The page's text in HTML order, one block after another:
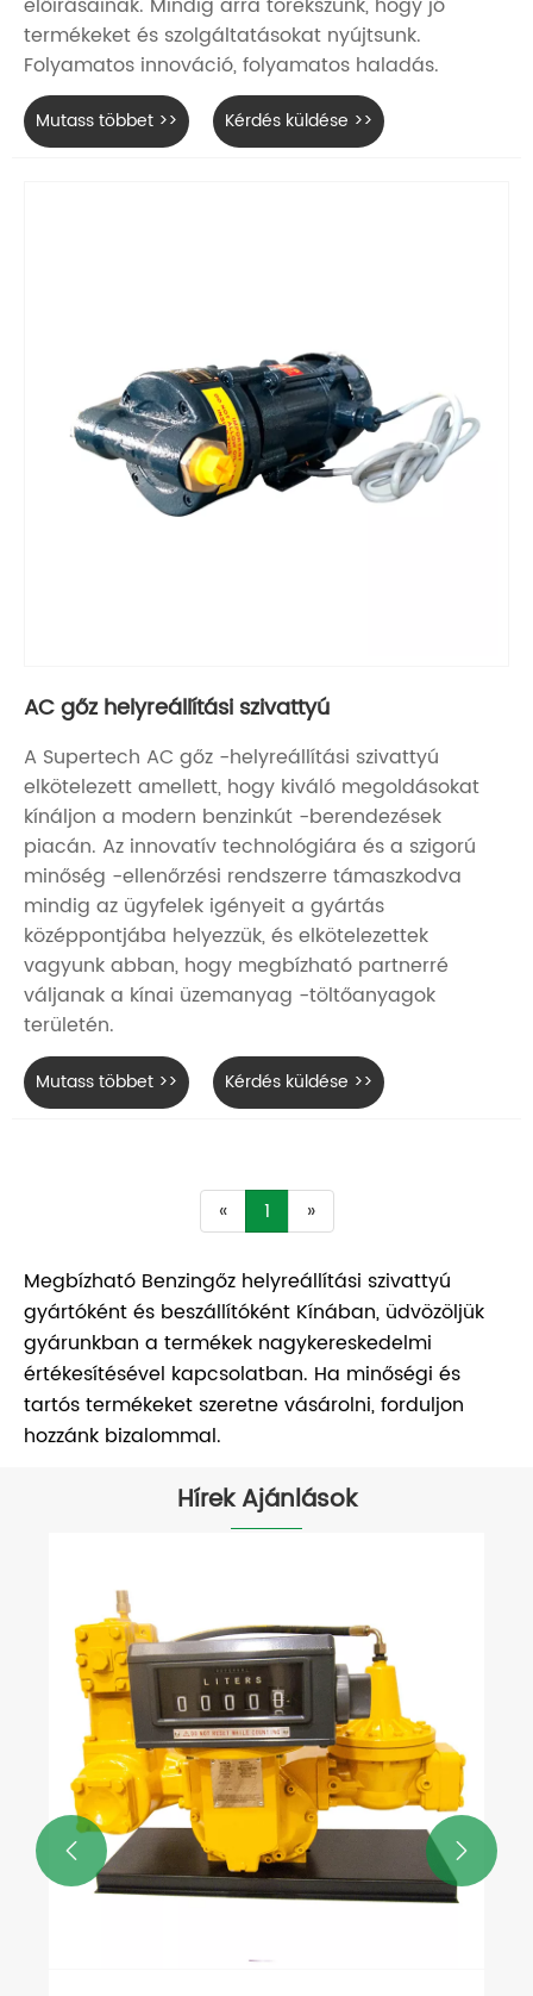
termékeket és szolgáltatásokat nyújtsunk.
Folyamatos innováció, folyamatos haladás.
Mutass többet >> Kérdés küldése >>
AC gőz helyreállítási szivattyú
A Supertech AC gőz -helyreállítási szivattyú
elkötelezett amellett, hogy kiváló megoldásokat
kínáljon a modern benzinkút -berendezések
piacán. Az innovatív technológiára és a szigorú
minőség -ellenőrzési rendszerre támaszkodva
mindig az ügyfelek igényeit a gyártás
középpontjába helyezzük, és elkötelezettek
vagyunk abban, hogy megbízható partnerré
váljanak a kínai üzemanyag -töltőanyagok
területén.
Mutass többet >> Kérdés küldése >>
« 1 »
Megbízható Benzingőz helyreállítási szivattyú
gyártóként és beszállítóként Kínában, üdvözöljük
gyárunkban a termékek nagykereskedelmi
értékesítésével kapcsolatban. Ha minőségi és
tartós termékeket szeretne vásárolni, forduljon
hozzánk bizalommal.
Hírek Ajánlások
 